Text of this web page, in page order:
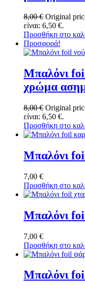
8,00€ Original
είναι: 6,50 €.
Προσθήκη στο
Προσφορά!
Μπαλόνι
χρώμα
8,00€ Original
είναι: 6,50 €.
Προσθήκη στο
Μπαλόνι
7,00 €
Προσθήκη στο
Μπαλόνι
7,00 €
Προσθήκη στο
Μπαλόνι